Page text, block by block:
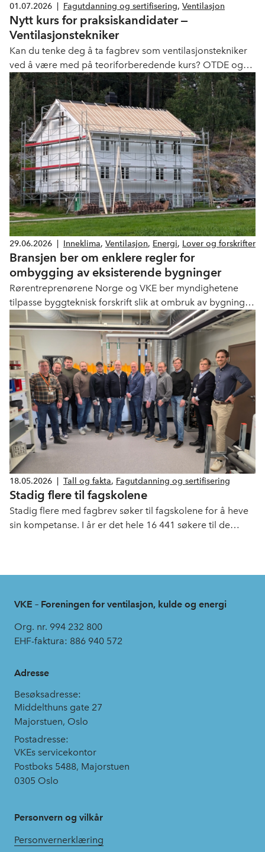
01.07.2026 Fagutdanning og sertifisering, Ventilasjon
Nytt kurs for praksiskandidater ‒
Ventilasjonstekniker
Kan du tenke deg å ta fagbrev som ventilasjonstekniker
ved å være med på teoriforberedende kurs? OTDE og
VKE setter nå opp et nytt kurs til høsten.
29.06.2026 Inneklima, Ventilasjon, Energi, Lover og forskrifter
Bransjen ber om enklere regler for
ombygging av eksisterende bygninger
Rørentreprenørene Norge og VKE ber myndighetene
tilpasse byggteknisk forskrift slik at ombruk av bygninger
faktisk blir gjennomførbart.
18.05.2026 Tall og fakta, Fagutdanning og sertifisering
Stadig flere til fagskolene
Stadig flere med fagbrev søker til fagskolene for å heve
sin kompetanse. I år er det hele 16 441 søkere til de
VKE – Foreningen for ventilasjon, kulde og energi
Org. nr. 994 232 800
EHF-faktura: 886 940 572
Adresse
Besøksadresse:
Middelthuns gate 27
Majorstuen, Oslo
Postadresse:
VKEs servicekontor
Postboks 5488, Majorstuen
0305 Oslo
Personvern og vilkår
Personvernerklæring